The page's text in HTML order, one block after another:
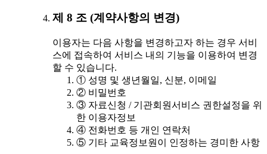
제 8 조 (계약사항의 변경)
이용자는 다음 사항을 변경하고자 하는 경우 서비
스에 접속하여 서비스 내의 기능을 이용하여 변경
할 수 있습니다.
① 성명 및 생년월일, 신분, 이메일
② 비밀번호
③ 자료신청 / 기관회원서비스 권한설정을 위
한 이용자정보
④ 전화번호 등 개인 연락처
⑤ 기타 교육정보원이 인정하는 경미한 사항